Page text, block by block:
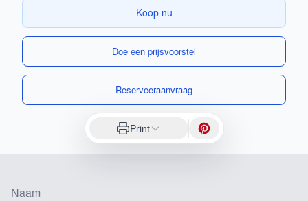
Koop nu
Doe een prijsvoorstel
Reserveeraanvraag
Print
Naam